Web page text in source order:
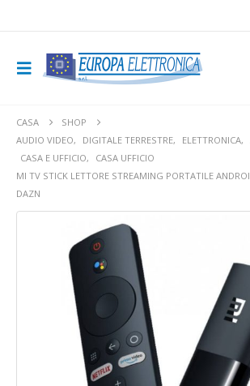
CASA
SHOP
AUDIO VIDEO, DIGITALE TERRESTRE, ELETTRONICA,
CASA E UFFICIO,
CASA UFFICIO
MI TV STICK LETTORE STREAMING PORTATILE
DAZN